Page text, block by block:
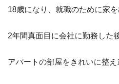
18歳になり、就職のために家を
2年間真面目に会社に勤務した後
アパートの部屋をきれいに整え